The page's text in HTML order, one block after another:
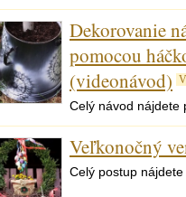
Dekorovanie
pomocou
(videonávod)
Celý návod nájdete
Veľkonočný
Celý postup